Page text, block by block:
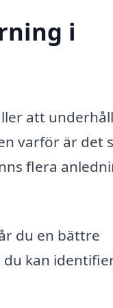
i
att
varför är det
flera
du en bättre
kan